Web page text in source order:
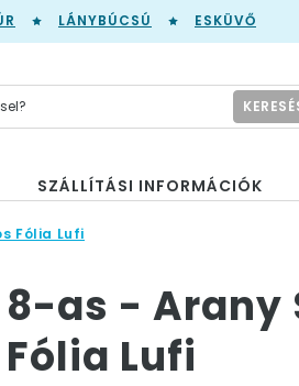
LÁNYBÚCSÚ ESKÜVŐ
SZÁLLÍTÁSI INFORMÁCIÓK
Fólia Lufi
8-as - Arany
Fólia Lufi